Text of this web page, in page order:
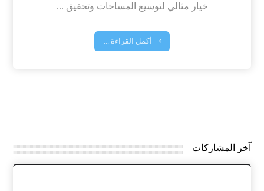
خيار مثالي لتوسيع المساحات وتحقيق ...
أكمل القراءة ...
آخر المشاركات